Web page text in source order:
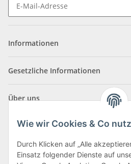
Informationen
Gesetzliche Informationen
Über uns
Wie wir Cookies & Co
Durch Klicken auf „Alle
Einsatz folgender Dienste auf